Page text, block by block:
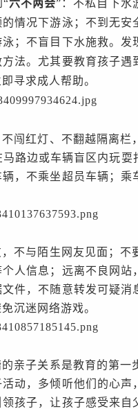
六不两会”：不私自下水
情况下游泳；不到无安
；不盲目下水施救。发
法。尤其要教育孩子遇
寻求成人帮助。
闯红灯、不翻越隔离栏
路边或车辆盲区内玩耍
，不乘坐超员车辆；乘
不与陌生网友见面；不
人信息；远离不良网站
件，不随意转发可疑消
沉迷网络游戏。
亲子关系是教育的第一
动，多倾听他们的心声
孩子，让孩子感受来自